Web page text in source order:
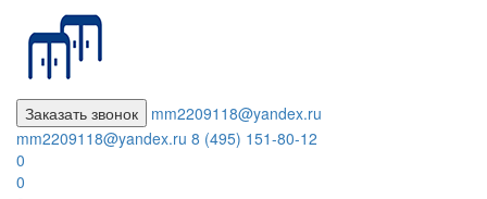
Заказать звонок
mm2209118@yandex.ru
mm2209118@yandex.ru 8 (495) 151-80-12
0
0